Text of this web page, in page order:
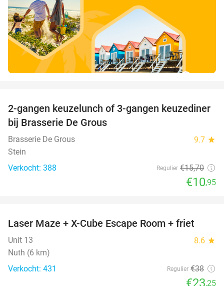
30%
2-gangen keuzelunch of 3-gangen keuzediner
bij Brasserie De Grous
Brasserie De Grous 9.7 star
Stein
Verkocht: 388
Regulier €15,70
€10,95
39%
Laser Maze + X-Cube Escape Room + friet
Unit 13 8.6 star
Nuth (6 km)
Verkocht: 431
Regulier €38
€23,25